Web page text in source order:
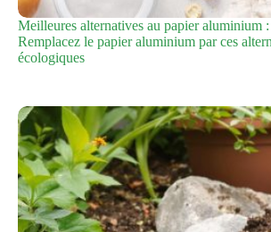
Meilleures alternatives au papier aluminium :
Remplacez le papier aluminium par ces
écologiques